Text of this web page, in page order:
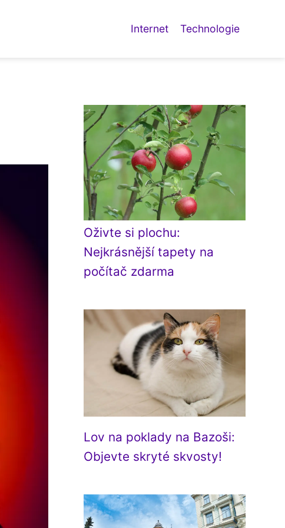
Internet Technologie
Oživte si plochu:
Nejkrásnější tapety na
počítač zdarma
Lov na poklady na Bazoši:
Objevte skryté skvosty!